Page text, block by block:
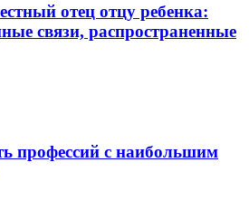
отец отцу ребенка:
связи, распространенные
профессий с наибольшим